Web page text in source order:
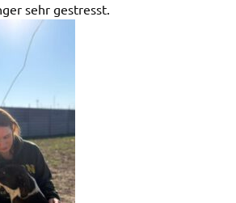
sehr gestresst.